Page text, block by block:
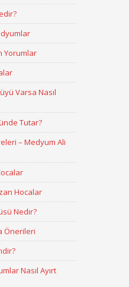
Yorumlar
Varsa Nasıl
Tutar?
– Medyum Ali
Hocalar
Nedir?
Önerileri
Nasıl Ayırt